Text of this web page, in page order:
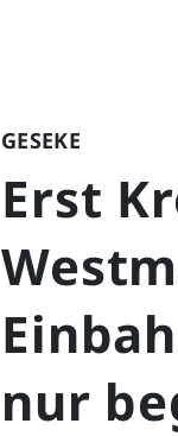
GESEKE
Erst
nur